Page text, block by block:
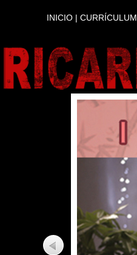
INICIO | CURRÍCULUM